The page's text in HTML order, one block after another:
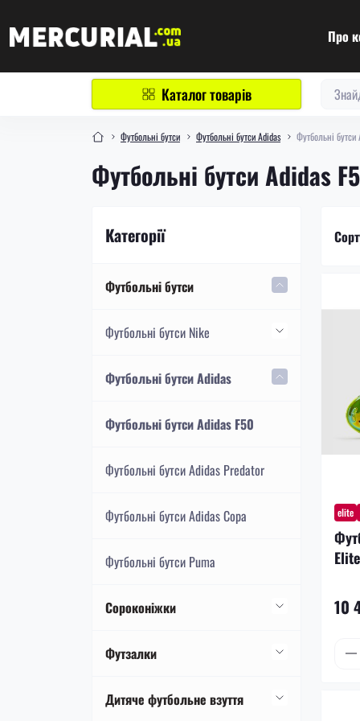
Про
Каталог товарів
Футбольні бутси Футбольні бутси Adidas Футбольні бутси
Футбольні бутси Adidas
Категорії
Футбольні бутси
Футбольні бутси Nike
Футбольні бутси Nike Mercurial
Футбольні бутси Nike Phantom
Футбольні бутси Nike Tiempo
Футбольні бутси Adidas
Футбольні бутси Adidas F50
Футбольні бутси Adidas Predator
Футбольні бутси Adidas Copa
Футбольні бутси Puma
Сороконіжки
Сороконіжки Nike
Сороконіжки Nike Mercurial
Сороконіжки Adidas
Футзалки
Футзалки Nike
Дитяче футбольне взуття
elite
10